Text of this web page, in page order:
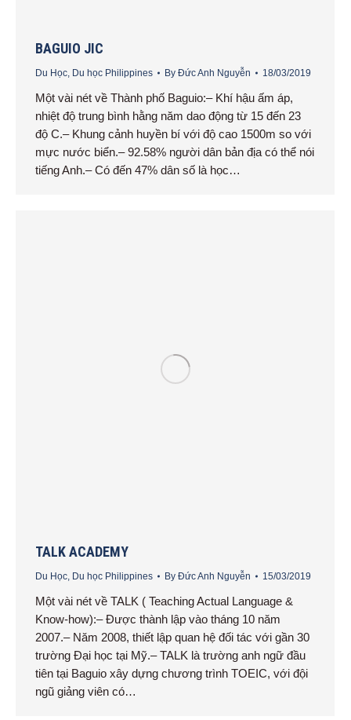
BAGUIO JIC
Du Học, Du học Philippines By Đức Anh Nguyễn 18/03/2019
Một vài nét về Thành phố Baguio:– Khí hậu ấm áp,
nhiệt độ trung bình hằng năm dao động từ 15 đến 23
độ C.– Khung cảnh huyền bí với độ cao 1500m so với
mực nước biển.– 92.58% người dân bản địa có thể nói
tiếng Anh.– Có đến 47% dân số là học…
TALK ACADEMY
Du Học, Du học Philippines By Đức Anh Nguyễn 15/03/2019
Một vài nét về TALK ( Teaching Actual Language &
Know-how):– Được thành lập vào tháng 10 năm
2007.– Năm 2008, thiết lập quan hệ đối tác với gần 30
trường Đại học tại Mỹ.– TALK là trường anh ngữ đầu
tiên tại Baguio xây dựng chương trình TOEIC, với đội
ngũ giảng viên có…